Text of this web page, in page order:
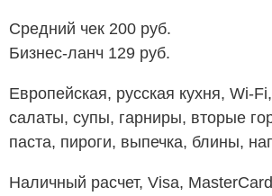
Средний чек 200 руб.
Бизнес-ланч 129 руб.
Европейская, русская кухня, Wi-
салаты, супы, гарниры, вторые
паста, пироги, выпечка, блины,
Наличный расчет, Visa,